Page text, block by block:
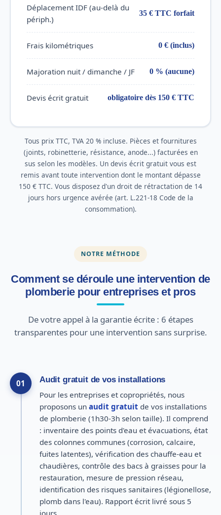
Déplacement IDF (au-delà du
périph.)
35 € TTC forfait
Frais kilométriques 0 € (inclus)
Majoration nuit / dimanche / JF 0 % (aucune)
Devis écrit gratuit obligatoire dès 150 € TTC
Tous prix TTC, TVA 20 % incluse. Pièces et fournitures
(joints, robinetterie, résistance, anode...) facturées en
sus selon les modèles. Un devis écrit gratuit vous est
remis avant toute intervention dont le montant dépasse
150 € TTC. Vous disposez d'un droit de rétractation de 14
jours hors urgence avérée (art. L.221-18 Code de la
consommation).
NOTRE MÉTHODE
Comment se déroule une intervention de
plomberie pour entreprises et pros
De votre appel à la garantie écrite : 6 étapes
transparentes pour une intervention sans surprise.
01 Audit gratuit de vos installations
Pour les entreprises et copropriétés, nous
proposons un audit gratuit de vos installations
de plomberie (1h30-3h selon taille). Il comprend
: inventaire des points d'eau et évacuations, état
des colonnes communes (corrosion, calcaire,
fuites latentes), vérification des chauffe-eau et
chaudières, contrôle des bacs à graisses pour la
restauration, mesure de pression réseau,
identification des risques sanitaires (légionellose,
plomb dans l'eau). Rapport écrit livré sous 5
jours.